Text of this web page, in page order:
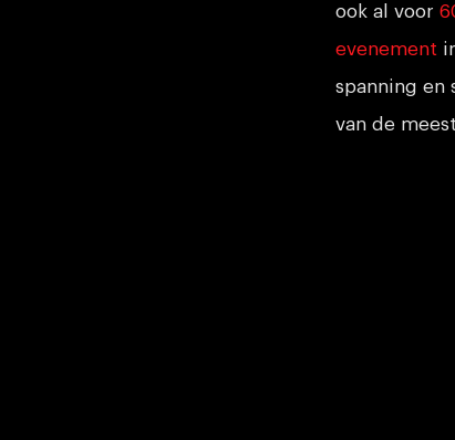
ook al voor
evenement
spanning en
van de